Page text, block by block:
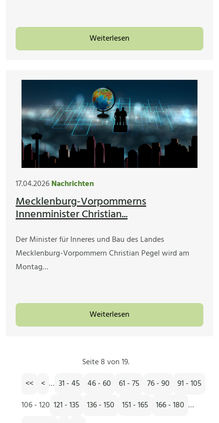
Weiterlesen
17.04.2026Nachrichten
Mecklenburg-Vorpommerns
Innenminister Christian...
Der Minister für Inneres und Bau des Landes
Mecklenburg-Vorpommern Christian Pegel wird am
Montag…
Weiterlesen
Seite 8 von 19.
<<
< … 31 - 45 46 - 60 61 - 75 76 - 90
91 - 105
106 - 120 121 - 135 136 - 150 151 - 165 166 - 180 …